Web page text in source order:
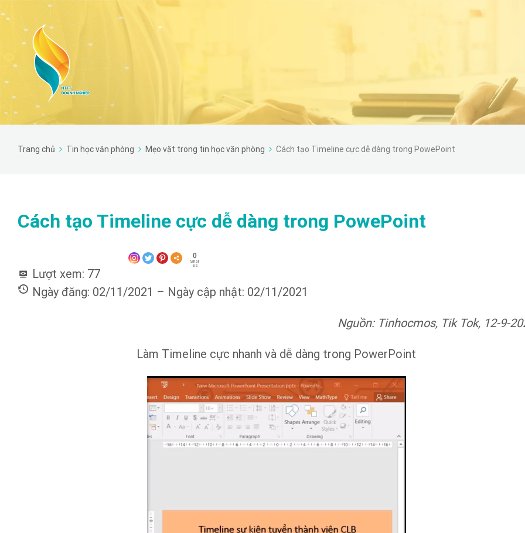
Trang chủ Tin học văn phòng Mẹo vặt trong tin học văn phòng Cách tạo Timeline cực dễ dàng trong PowePoint
Cách tạo Timeline cực dễ dàng trong PowePoint
0
Shar
es
Lượt xem: 77
Ngày đăng: 02/11/2021 – Ngày cập nhật: 02/11/2021
Nguồn: Tinhocmos, Tik Tok, 12-9-
Làm Timeline cực nhanh và dễ dàng trong PowerPoint
Trình
chơi
Video